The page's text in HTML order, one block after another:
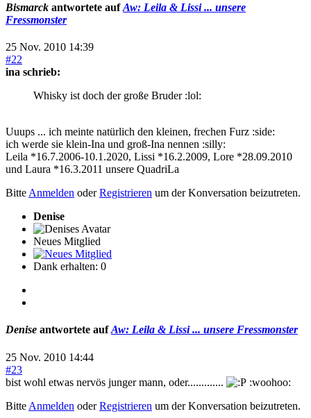
Bismarck antwortete aufAw: Leila & Lissi ... unsere
Fressmonster
25 Nov. 2010 14:39
#22
ina schrieb:
Whisky ist doch der große Bruder :lol:
Uuups ... ich meinte natürlich den kleinen, frechen Furz :side:
ich werde sie klein-Ina und groß-Ina nennen :silly:
Leila *16.7.2006-10.1.2020, Lissi *16.2.2009, Lore *28.09.2010
und Laura *16.3.2011 unsere QuadriLa
Bitte Anmelden oderRegistrieren um der Konversation beizutreten.
Denise
Neues Mitglied
Dank erhalten: 0
Denise antwortete aufAw: Leila & Lissi ... unsere Fressmonster
25 Nov. 2010 14:44
#23
bist wohl etwas nervös junger mann, oder.............
:woohoo:
Bitte Anmelden oderRegistrieren um der Konversation beizutreten.